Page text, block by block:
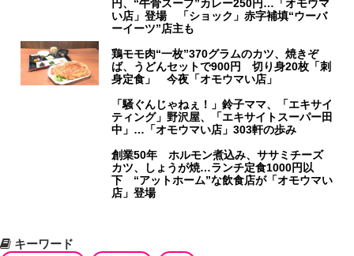
円、“牛骨スープ”カレー250円…「オモウマ
い店」登場 「ショック」赤字補填“ウーバ
ーイーツ”店主も
鶏モモ肉“一枚”370グラムのカツ、焼きぞ
ば、うどんセットで900円 切り身20枚「刺
身定食」 今夜「オモウマい店」
「騒ぐんじゃねぇ！」鈴子ママ、「エキサイ
ティング」野沢屋、「エキサイトスーパー田
中」…「オモウマい店」303軒の歩み
創業50年 ホルモン煮込み、ササミチーズ
カツ、しょうが焼…ランチ定食1000円以
下 “アットホーム”な飲食店が「オモウマい
店」登場
キーワード